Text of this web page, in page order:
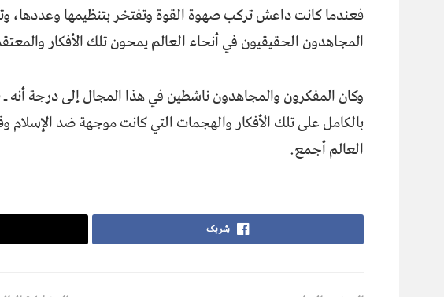
فعندما كانت داعش تركب صهوة القوة وتفتخر بتنظيمها وعددها،
المجاهدون الحقيقيون في أنحاء العالم يمحون تلك الأفكار
وكان المفكرون والمجاهدون ناشطين في هذا المجال إلى درجة أنه
بالكامل على تلك الأفكار والهجمات التي كانت موجهة ضد الإسلام
العالم أجمع.
شریک